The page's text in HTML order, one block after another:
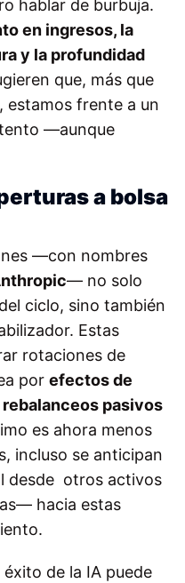
hablar de burbuja.
en ingresos, la
y la profundidad
que, más que
estamos frente a un
—aunque
a bolsa
—con nombres
— no solo
ciclo, sino también
Estas
rotaciones de
por efectos de
pasivos
es ahora menos
incluso se anticipan
desde otros activos
hacia estas
de la IA puede